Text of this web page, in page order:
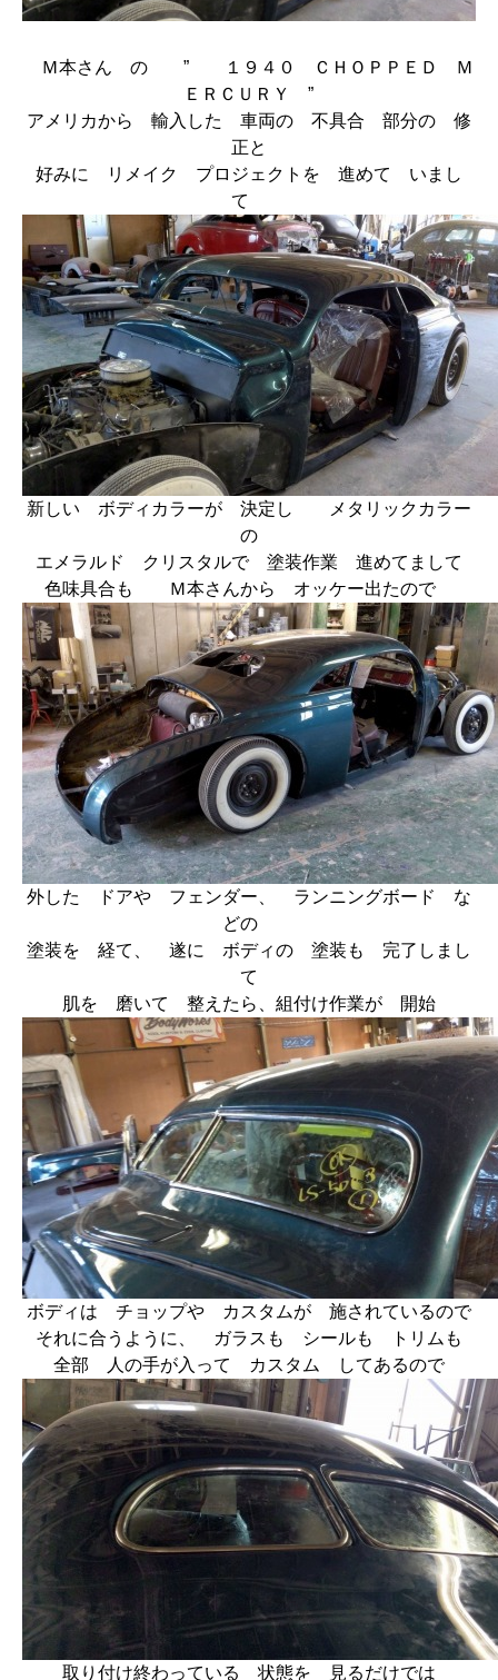
Ｍ本さん の ” １９４０ ＣＨＯＰＰＥＤ Ｍ
ＥＲＣＵＲＹ ”
アメリカから 輸入した 車両の 不具合 部分の 修
正と
好みに リメイク プロジェクトを 進めて いまし
て
新しい ボディカラーが 決定し メタリックカラー
の
エメラルド クリスタルで 塗装作業 進めてまして
色味具合も Ｍ本さんから オッケー出たので
外した ドアや フェンダー、 ランニングボード な
どの
塗装を 経て、 遂に ボディの 塗装も 完了しまし
て
肌を 磨いて 整えたら、組付け作業が 開始
ボディは チョップや カスタムが 施されているので
それに合うように、 ガラスも シールも トリムも
全部 人の手が入って カスタム してあるので
取り付け終わっている 状態を 見るだけでは